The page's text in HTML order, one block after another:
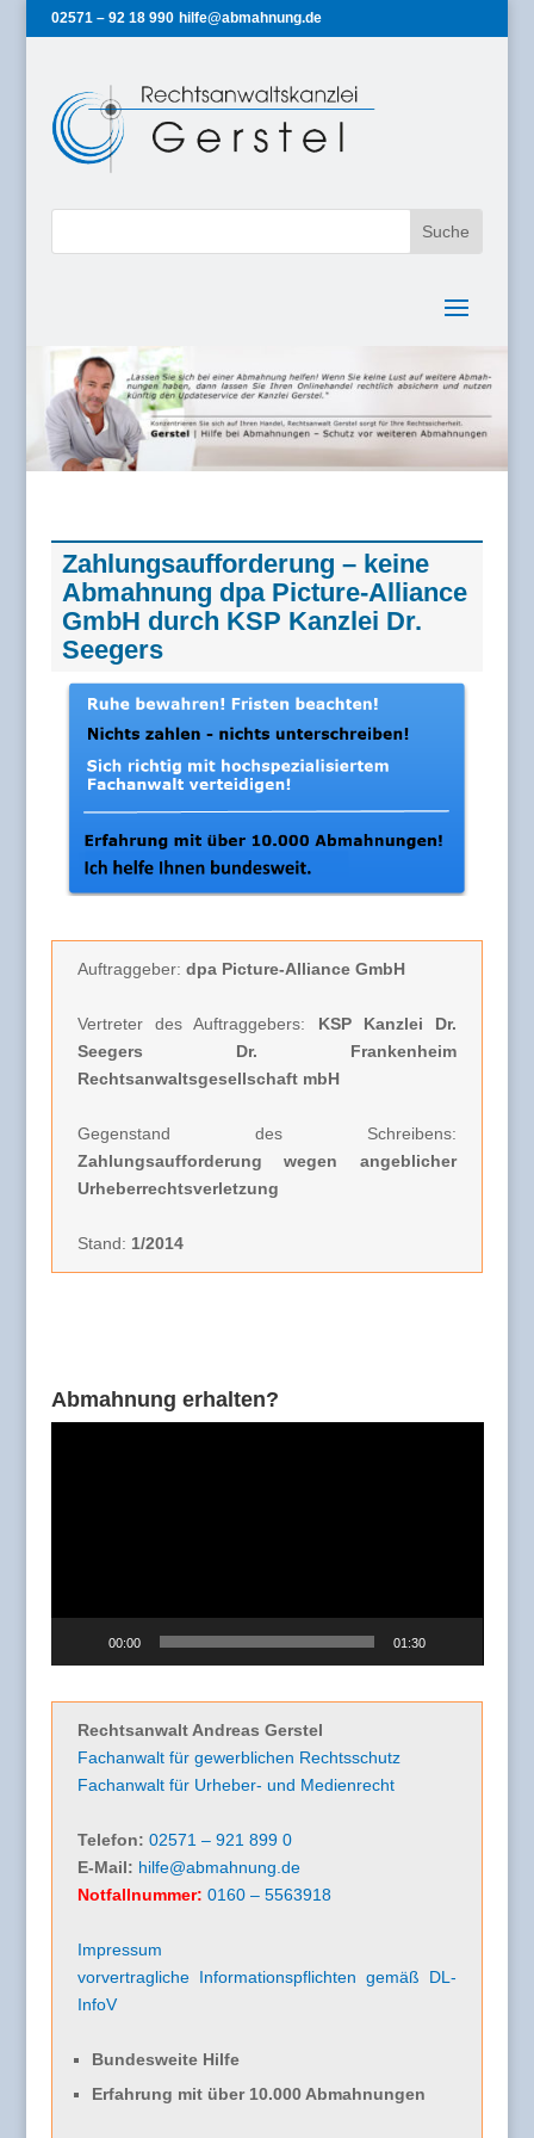
02571 – 92 18 990 hilfe@abmahnung.de
Zahlungsaufforderung – keine
Abmahnung dpa Picture-Alliance
GmbH durch KSP Kanzlei Dr.
Seegers
Auftraggeber: dpa Picture-Alliance GmbH
Vertreter des Auftraggebers: KSP Kanzlei Dr.
Seegers Dr. Frankenheim
Rechtsanwaltsgesellschaft mbH
Gegenstand des Schreibens:
Zahlungsaufforderung wegen angeblicher
Urheberrechtsverletzung
Stand: 1/2014
Abmahnung erhalten?
00:00 01:30
Rechtsanwalt Andreas Gerstel
Fachanwalt für gewerblichen Rechtsschutz
Fachanwalt für Urheber- und Medienrecht
Telefon: 02571 – 921 899 0
E-Mail: hilfe@abmahnung.de
Notfallnummer: 0160 – 5563918
Impressum
vorvertragliche Informationspflichten gemäß DL-
InfoV
Bundesweite Hilfe
Erfahrung mit über 10.000 Abmahnungen